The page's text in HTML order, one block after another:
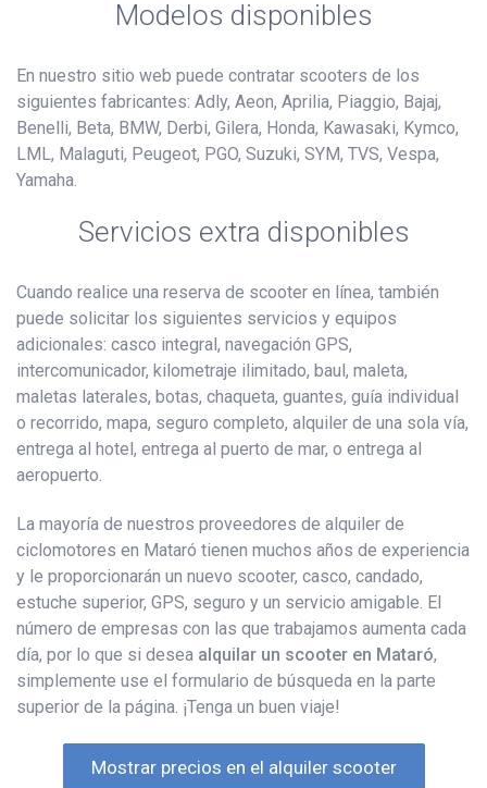
Modelos disponibles
En nuestro sitio web puede contratar scooters de los
siguientes fabricantes: Adly, Aeon, Aprilia, Piaggio, Bajaj,
Benelli, Beta, BMW, Derbi, Gilera, Honda, Kawasaki, Kymco,
LML, Malaguti, Peugeot, PGO, Suzuki, SYM, TVS, Vespa,
Yamaha.
Servicios extra disponibles
Cuando realice una reserva de scooter en línea, también
puede solicitar los siguientes servicios y equipos
adicionales: casco integral, navegación GPS,
intercomunicador, kilometraje ilimitado, baul, maleta,
maletas laterales, botas, chaqueta, guantes, guía individual
o recorrido, mapa, seguro completo, alquiler de una sola vía,
entrega al hotel, entrega al puerto de mar, o entrega al
aeropuerto.
La mayoría de nuestros proveedores de alquiler de
ciclomotores en Mataró tienen muchos años de experiencia
y le proporcionarán un nuevo scooter, casco, candado,
estuche superior, GPS, seguro y un servicio amigable. El
número de empresas con las que trabajamos aumenta cada
día, por lo que si desea alquilar un scooter en Mataró,
simplemente use el formulario de búsqueda en la parte
superior de la página. ¡Tenga un buen viaje!
Mostrar precios en el alquiler scooter